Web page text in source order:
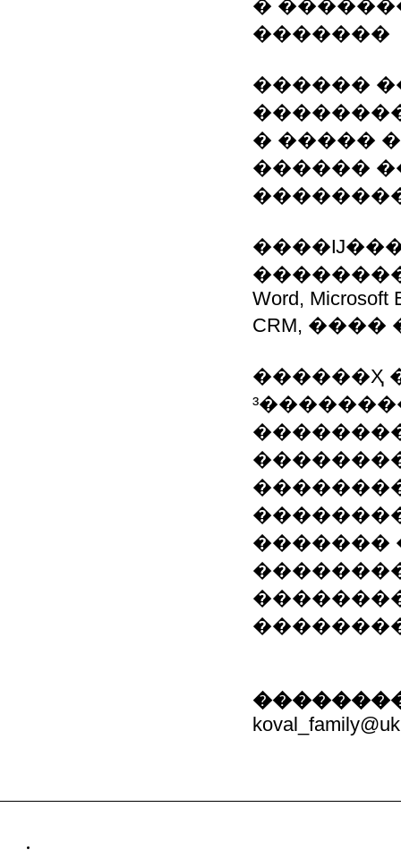
�
�������
������
� �����
������
Word, Microsoft
CRM, ����
������Ҳ
�������